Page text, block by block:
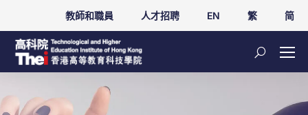
教師和職員 人才招聘 EN 繁 简